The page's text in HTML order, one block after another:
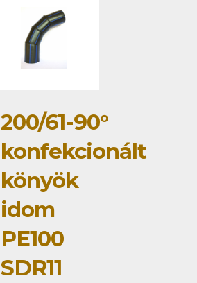
200/61-90°
konfekcionált
könyök
idom
PE100
SDR11